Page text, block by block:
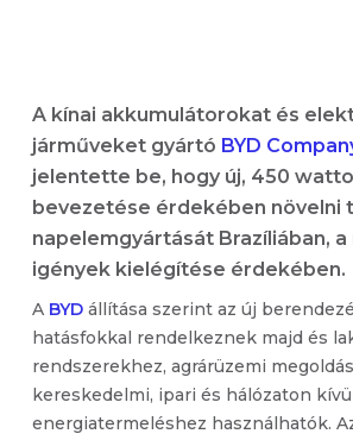
A kínai akkumulátorokat és
járműveket gyártó BYD
jelentette be, hogy új, 450
bevezetése érdekében növelni
napelemgyártását Brazíliában, a
igények kielégítése érdekében.
A BYDállítása szerint az új
hatásfokkal rendelkeznek majd és
rendszerekhez, agrárüzemi
kereskedelmi, ipari és hálózaton
energiatermeléshez használhatók.